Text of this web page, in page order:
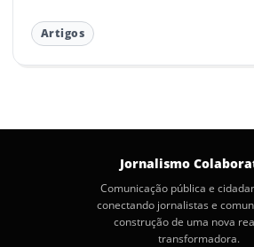
Artigos
Jornalismo
Comunicação pública e
conectando jornalistas e
construção de uma nova
transformadora.